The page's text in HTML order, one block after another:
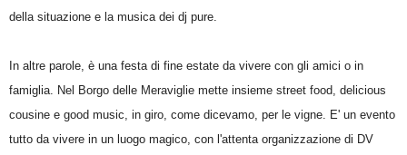
della situazione e la musica dei dj pure.
In altre parole, è una festa di fine estate da vivere con gli amici o in
famiglia. Nel Borgo delle Meraviglie mette insieme street food, delicious
cousine e good music, in giro, come dicevamo, per le vigne. E' un evento
tutto da vivere in un luogo magico, con l'attenta organizzazione di DV